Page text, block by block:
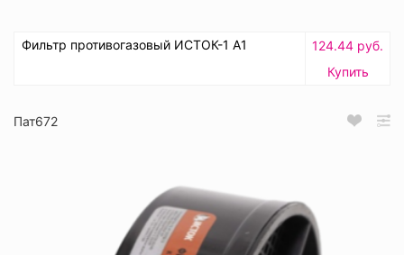
Фильтр противогазовый ИСТОК-1 А1
124.44 руб.
Купить
Пат672